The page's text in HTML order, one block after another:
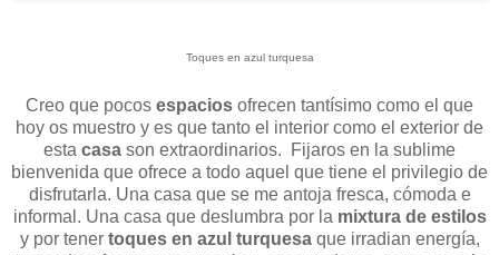
Toques en azul turquesa
Creo que pocos espacios ofrecen tantísimo como el que
hoy os muestro y es que tanto el interior como el exterior de
esta casa son extraordinarios. Fijaros en la sublime
bienvenida que ofrece a todo aquel que tiene el privilegio de
disfrutarla. Una casa que se me antoja fresca, cómoda e
informal. Una casa que deslumbra por la mixtura de estilos
y por tener toques en azul turquesaque irradian energía,